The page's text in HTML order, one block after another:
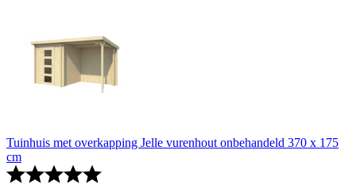
Tuinhuis met overkapping Jelle vurenhout onbehandeld 370 x 175
cm